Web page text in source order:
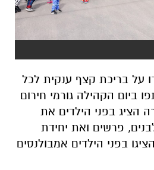
על בריכת קצף ענקית לכל
ביום הקהילה גורמי חירום
הציג בפני הילדים את
פרשים ואת יחידת
בפני הילדים אמבולנסים